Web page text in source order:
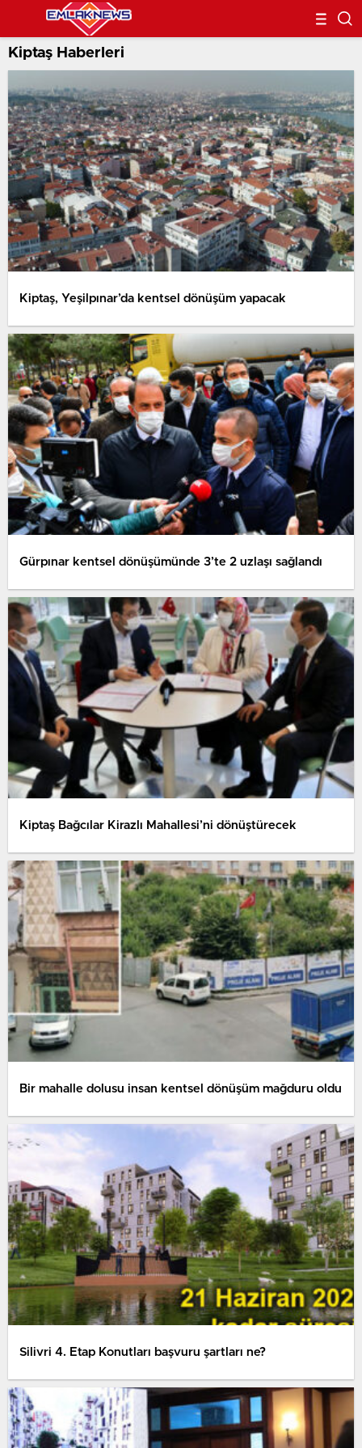
Kiptaş Haberleri
Kiptaş, Yeşilpınar’da kentsel dönüşüm yapacak
Gürpınar kentsel dönüşümünde 3’te 2 uzlaşı sağlandı
Kiptaş Bağcılar Kirazlı Mahallesi’ni dönüştürecek
Bir mahalle dolusu insan kentsel dönüşüm mağduru oldu
Silivri 4. Etap Konutları başvuru şartları ne?